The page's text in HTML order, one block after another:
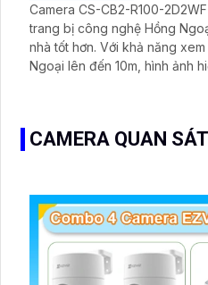
Camera CS-CB2-R100-
trang bị công nghệ Hồng
nhà tốt hơn. Với khả năng xem được ban đêm Hồng
Ngoại lên đến 10m, hình ảnh
CAMERA QUAN